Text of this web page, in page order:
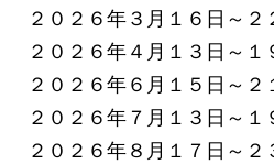
２０２６年３月１６日～２
２０２６年４月１３日～１
２０２６年６月１５日～２
２０２６年７月１３日～１
２０２６年８月１７日～２